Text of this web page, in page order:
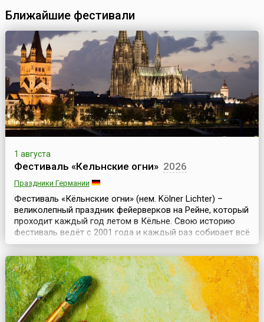
Ближайшие фестивали
1 августа
Фестиваль «Кельнские огни» 2026
Праздники Германии
Фестиваль «Кёльнские огни» (нем. Kölner Lichter) –
великолепный праздник фейерверков на Рейне, который
проходит каждый год летом в Кёльне. Свою историю
фестиваль ведёт с 2001 года и каждый раз собирает всё
больше зрителей. В первые годы количество туристов,
специально приезжавших в город, чтобы посмотреть на
фейерверки, исчислялось десятками тысяч. Сегодня их
число доходит до нескольких сотен ...